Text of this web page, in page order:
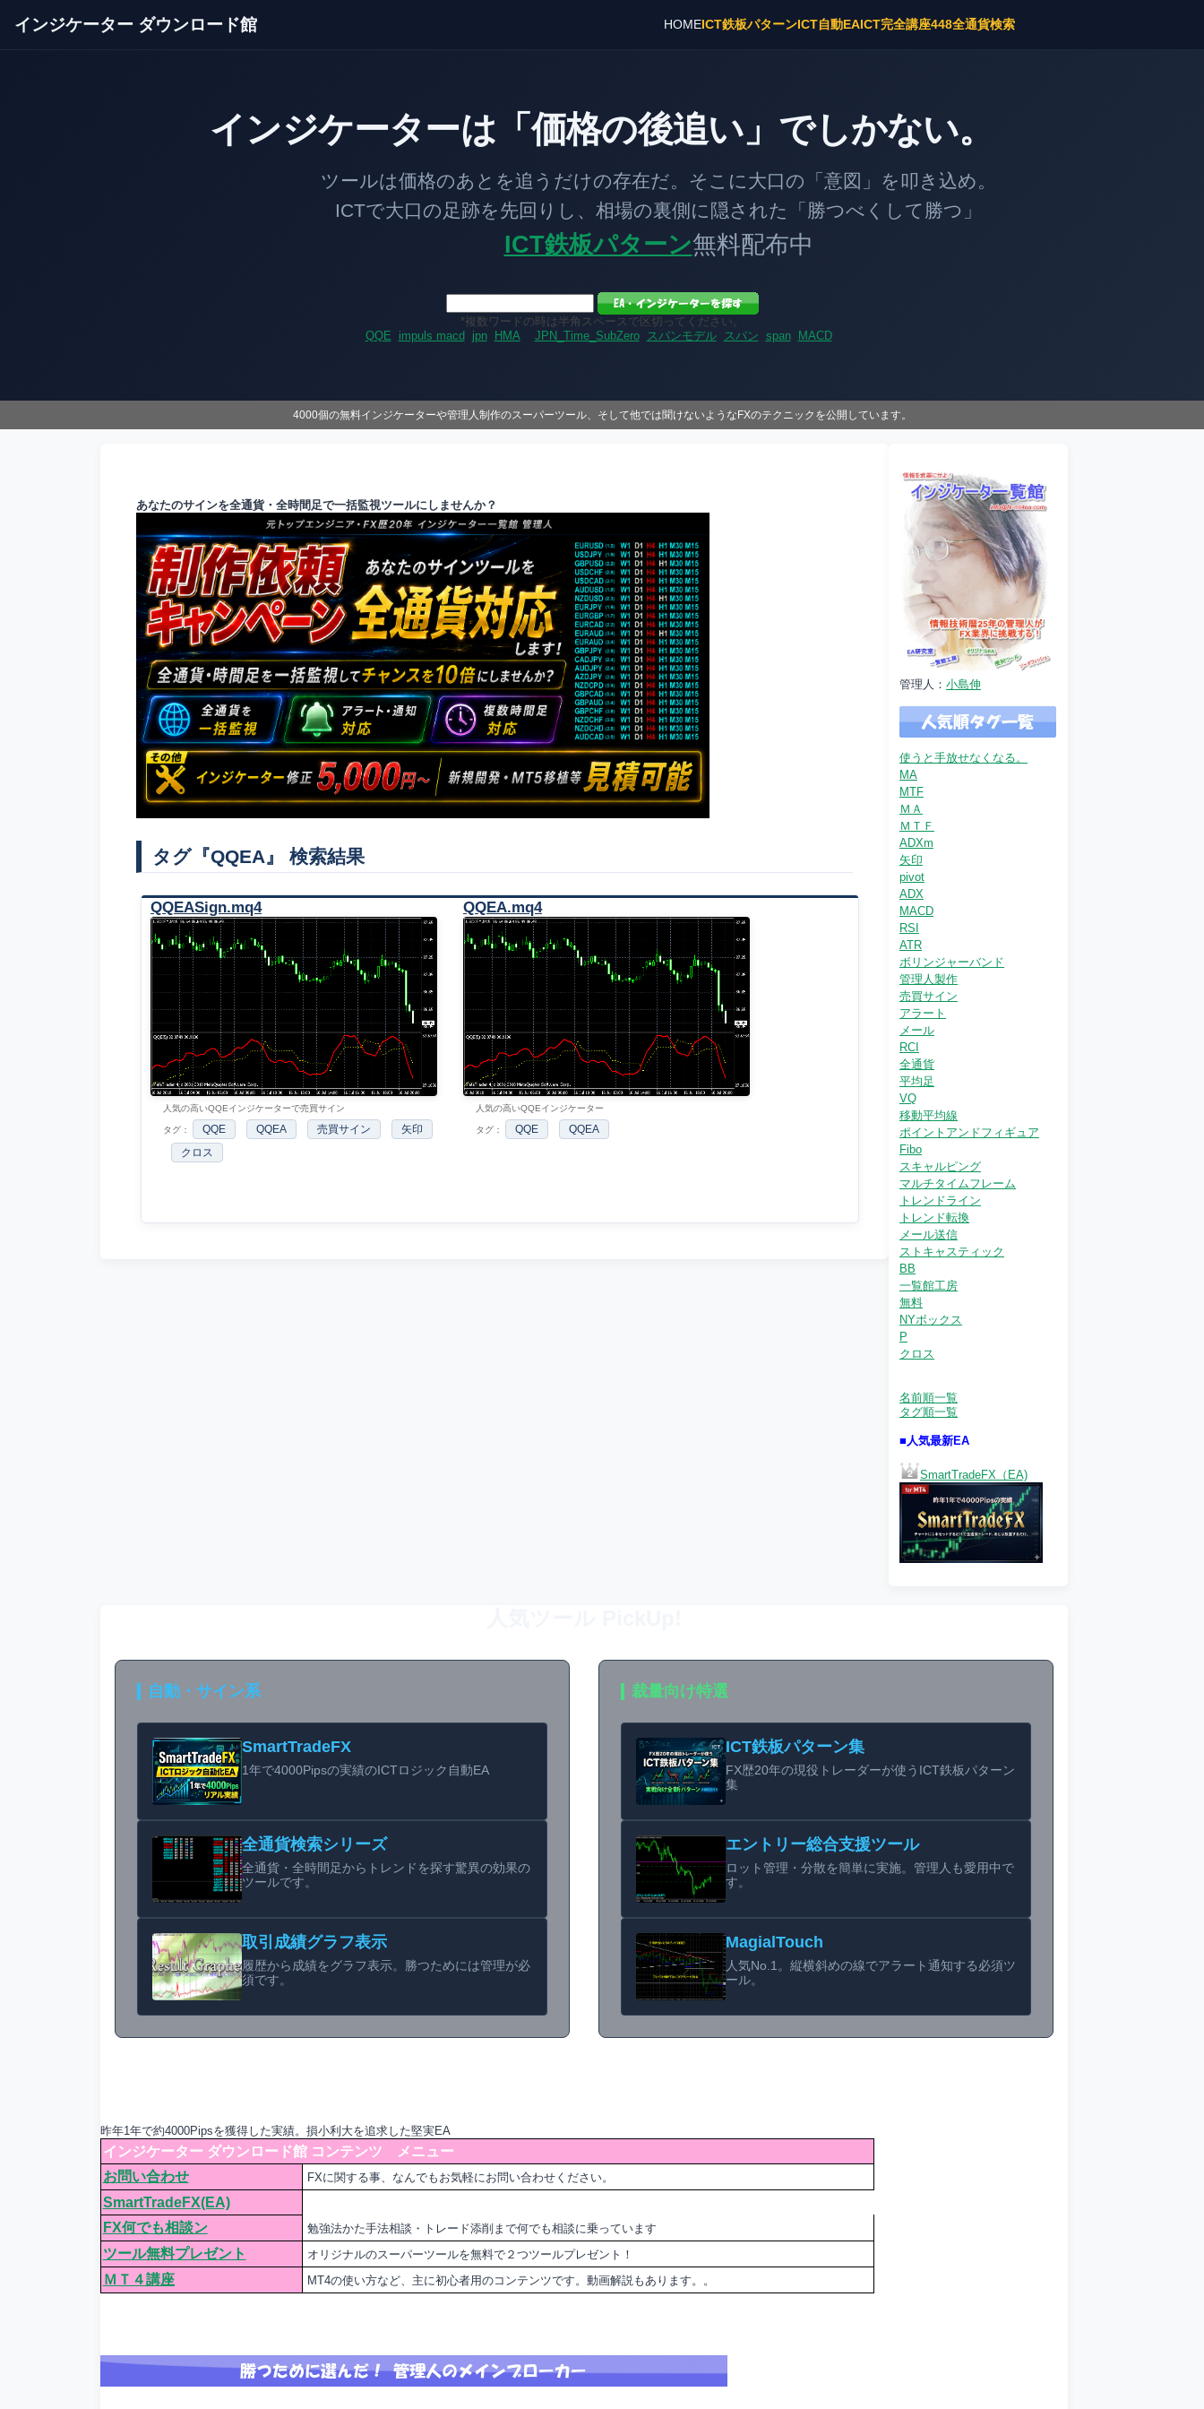
インジケーター ダウンロード館 HOMEICT鉄板パターンICT自動EAICT完全講座448全通貨検索
インジケーターは「価格の後追い」でしかない。
ツールは価格のあとを追うだけの存在だ。そこに大口の「意図」を叩き込め。
ICTで大口の足跡を先回りし、相場の裏側に隠された「勝つべくして勝つ」
ICT鉄板パターン無料配布中
*複数ワードの時は半角スペースで区切ってください。
QQE
impuls macd jpn HMA JPN_Time_SubZero スパンモデル スパン span MACD
4000個の無料インジケーターや管理人制作のスーパーツール、そして他では聞けないようなFXのテクニックを公開しています。
あなたのサインを全通貨・全時間足で一括監視ツールにしませんか？
タグ『QQEA』 検索結果
QQEASign.mq4
人気の高いQQEインジケーターで売買サイン
タグ： QQE QQEA 売買サイン
矢印
クロス
QQEA.mq4
人気の高いQQEインジケーター
タグ： QQE QQEA
管理人： 小島伸
使うと手放せなくなる。
MA
MTF
ＭＡ
ＭＴＦ
ADXm
矢印
pivot
ADX
MACD
RSI
ATR
ボリンジャーバンド
管理人製作
売買サイン
アラート
メール
RCI
全通貨
平均足
VQ
移動平均線
ポイントアンドフィギュア
Fibo
スキャルピング
マルチタイムフレーム
トレンドライン
トレンド転換
メール送信
ストキャスティック
BB
一覧館工房
無料
NYボックス
P
クロス
名前順一覧
タグ順一覧
■人気最新EA
SmartTradeFX（EA)
自動・サイン系
SmartTradeFX
1年で4000Pipsの実績のICTロジック自動EA
全通貨検索シリーズ
全通貨・全時間足からトレンドを探す驚異の効果の
ツールです。
取引成績グラフ表示
履歴から成績をグラフ表示。勝つためには管理が必
須です。
裁量向け特選
ICT鉄板パターン集
FX歴20年の現役トレーダーが使うICT鉄板パターン
集
エントリー総合支援ツール
ロット管理・分散を簡単に実施。管理人も愛用中で
す。
MagialTouch
人気No.1。縦横斜めの線でアラート通知する必須ツ
ール。
昨年1年で約4000Pipsを獲得した実績。損小利大を追求した堅実EA
インジケーター ダウンロード館 コンテンツ メニュー
お問い合わせ
FXに関する事、なんでもお気軽にお問い合わせください。
SmartTradeFX(EA)
FX何でも相談ン
勉強法かた手法相談・トレード添削まで何でも相談に乗っています
ツール無料プレゼント オリジナルのスーパーツールを無料で２つツールプレゼント！
ＭＴ４講座 MT4の使い方など、主に初心者用のコンテンツです。動画解説もあります。。